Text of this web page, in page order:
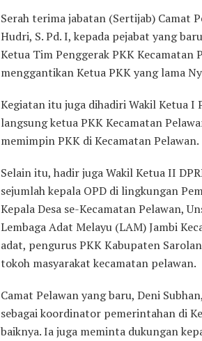
Serah terima jabatan (Sertijab) Camat
Hudri, S. Pd. I, kepada pejabat yang
Ketua Tim Penggerak PKK Kecamatan
menggantikan Ketua PKK yang lama
Kegiatan itu juga dihadiri Wakil Ketua
langsung ketua PKK Kecamatan
memimpin PKK di Kecamatan Pelawan.
Selain itu, hadir juga Wakil Ketua II
sejumlah kepala OPD di lingkungan
Kepala Desa se-Kecamatan Pelawan,
Lembaga Adat Melayu (LAM) Jambi
adat, pengurus PKK Kabupaten
tokoh masyarakat kecamatan pelawan.
Camat Pelawan yang baru, Deni
sebagai koordinator pemerintahan di
baiknya. Ia juga meminta dukungan